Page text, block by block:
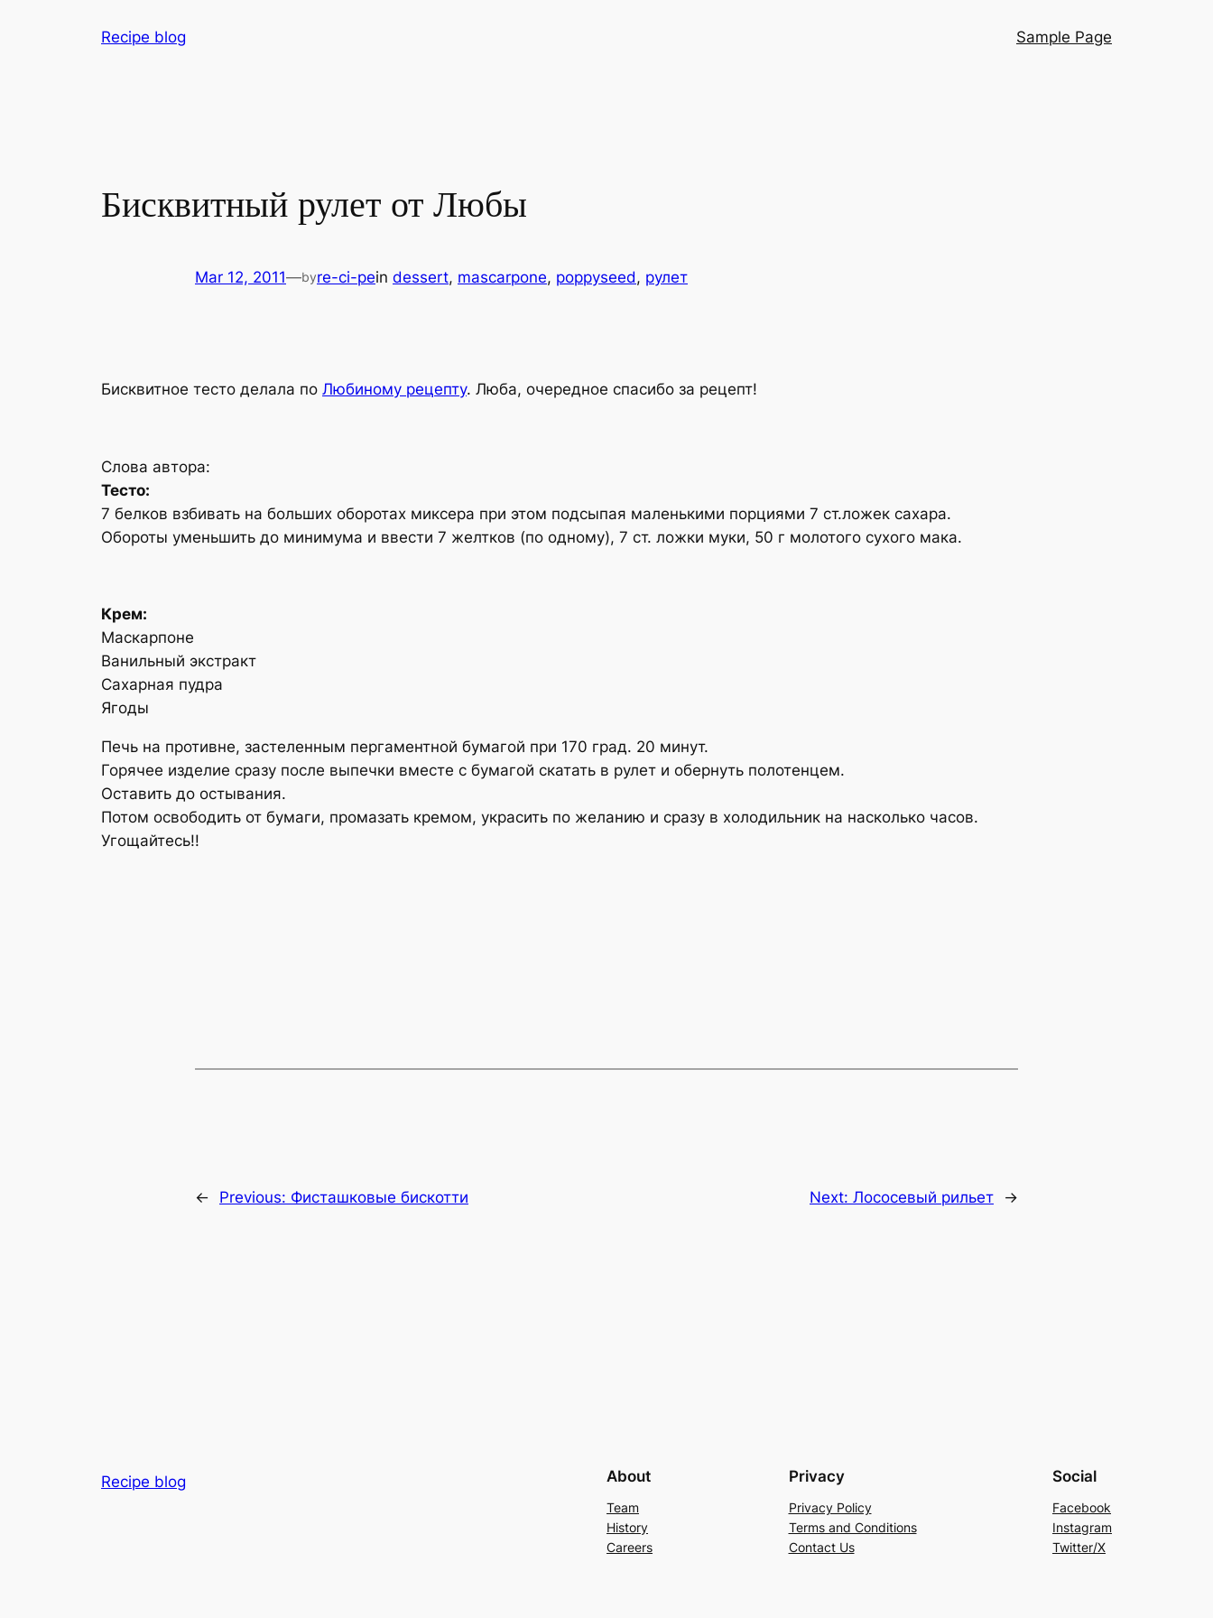
Recipe blog Sample Page
Бисквитный рулет от Любы
Mar 12, 2011—byre-ci-pein dessert, mascarpone, poppyseed, рулет
Бисквитное тесто делала по Любиному рецепту. Люба, очередное спасибо за рецепт!
Слова автора:
Тесто:
7 белков взбивать на больших оборотах миксера при этом подсыпая маленькими порциями 7 ст.ложек сахара.
Обороты уменьшить до минимума и ввести 7 желтков (по одному), 7 ст. ложки муки, 50 г молотого сухого мака.
Крем:
Маскарпоне
Ванильный экстракт
Сахарная пудра
Ягоды
Печь на противне, застеленным пергаментной бумагой при 170 град. 20 минут.
Горячее изделие сразу после выпечки вместе с бумагой скатать в рулет и обернуть полотенцем.
Оставить до остывания.
Потом освободить от бумаги, промазать кремом, украсить по желанию и сразу в холодильник на насколько часов.
Угощайтесь!!
← Previous: Фисташковые бискотти Next: Лососевый рильет →
Recipe blog About
Team
History
Careers
Privacy
Privacy Policy
Terms and Conditions
Contact Us
Social
Facebook
Instagram
Twitter/X